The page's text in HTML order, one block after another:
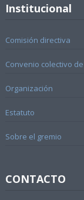
Institucional
Comisión directiva
Convenio colectivo
Organización
Estatuto
Sobre el gremio
CONTACTO